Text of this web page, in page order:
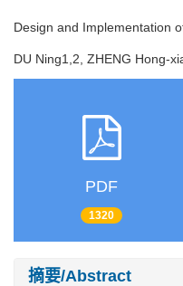
Design and Implementation
DU Ning1,2, ZHENG Hong-
PDF
1320
摘要/Abstract